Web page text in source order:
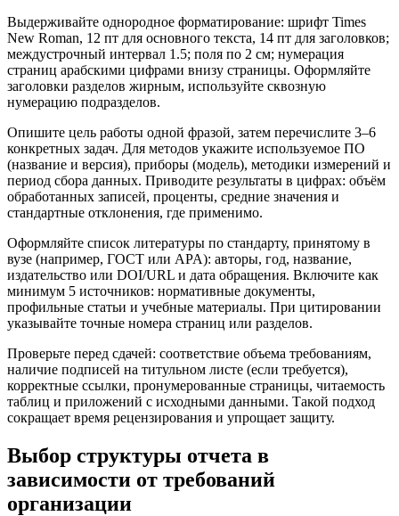
Выдерживайте однородное форматирование: шрифт Times
New Roman, 12 пт для основного текста, 14 пт для заголовков;
междустрочный интервал 1.5; поля по 2 см; нумерация
страниц арабскими цифрами внизу страницы. Оформляйте
заголовки разделов жирным, используйте сквозную
нумерацию подразделов.
Опишите цель работы одной фразой, затем перечислите 3–6
конкретных задач. Для методов укажите используемое ПО
(название и версия), приборы (модель), методики измерений и
период сбора данных. Приводите результаты в цифрах: объём
обработанных записей, проценты, средние значения и
стандартные отклонения, где применимо.
Оформляйте список литературы по стандарту, принятому в
вузе (например, ГОСТ или APA): авторы, год, название,
издательство или DOI/URL и дата обращения. Включите как
минимум 5 источников: нормативные документы,
профильные статьи и учебные материалы. При цитировании
указывайте точные номера страниц или разделов.
Проверьте перед сдачей: соответствие объема требованиям,
наличие подписей на титульном листе (если требуется),
корректные ссылки, пронумерованные страницы, читаемость
таблиц и приложений с исходными данными. Такой подход
сокращает время рецензирования и упрощает защиту.
Выбор структуры отчета в
зависимости от требований
организации